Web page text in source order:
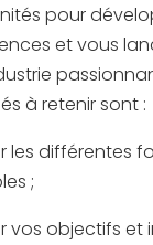
pour
et vous
à retenir sont :
les différentes
;
vos objectifs et